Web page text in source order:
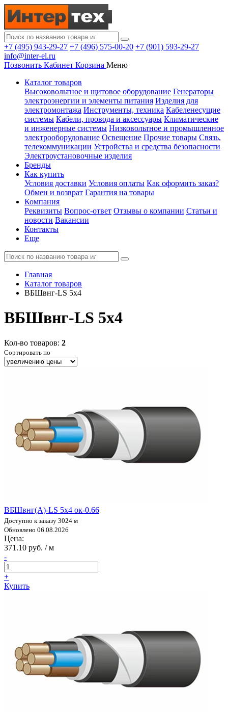
+7 (495) 943-29-27 +7 (496) 575-00-20 +7 (901) 593-29-27
info@inter-el.ru
Позвонить Кабинет Корзина Меню
Каталог товаров
Высоковольтное и щитовое оборудование Генераторы
электроэнергии и элементы питания Изделия для
электромонтажа Инструменты, техника Кабеленесущие
системы Кабели, провода и аксессуары Климатические
и инженерные системы Низковольтное и промышленное
электрооборудование Освещение Прочие товары Связь,
телекоммуникации Устройства и средства безопасности
Электроустановочные изделия
Бренды
Как купить
Условия доставки Условия оплаты Как оформить заказ?
Обмен и возврат Гарантия на товары
Компания
Реквизиты Вопрос-ответ Отзывы о компании Статьи и
новости Вакансии
Контакты
Еще
Главная
Каталог товаров
ВБШвнг-LS 5x4
ВБШвнг-LS 5x4
Кол-во товаров: 2
Сортировать по
ВБШвнг(А)-LS 5х4 ок-0.66
Доступно к заказу 3024 м
Обновлено 06.08.2026
Цена:
371.10 руб. / м
-
+
Купить